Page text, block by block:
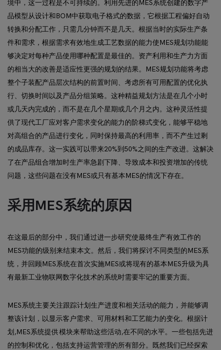
境中，这一过程是不可持续的。利用先进的MES系统创建的数字产
品模型从设计和BOM中获取电子格式的数据，它根据工程偏好自动
转换和分配工作，只需几分钟而不是几天。根据当时的实际生产条
件和需求，根据需求有效地生成工艺数据的能力使MES规划功能能
够决定对每种产品使用哪种配置是最佳的。资产利用和生产力方面
的相当大的改善是适应性更强的规划的结果。MES规划功能将考虑
整个子装配产品层次结构的前置时间、考虑所有可用配置的优化执
行、切换时间以及产品分组策略。这种精益规划方法是在几个小时
或几天内完成的，而不是在几个星期或几个月之内。这种灵活性提
供了现代工厂应对客户需求变化的能力的阶梯式变化，能够平稳地
对高组合的产品进行变化，同时保持最高的利用率，而不产生过剩
的成品库存。这一实践可以带来20%到50%之间的生产改进。这解决
了在产品组合增加时生产率急剧下降、导致成本和投资增加的传统
问题，这些问题在没有MES或只有基本MES的情况下存在。
采用MES系统的原因
在这最后的部分中，我们通过进一步研究使最终生产有效工作的
MES功能的级别来结束本文。然后，我们将探讨不同类型的MES系
统，并回顾MES系统在首次实施MES或将现有的基本MES升级为具
有最新工业物联网数字化技术的系统时需要牢记的重要方面。
MES系统主要关注跟踪计划生产进度和相关活动的能力，并能够调
整该计划，以显示客户需求、可用材料和工艺能力的变化。根据计
划,MES系统提供 模块来帮助这些活动,在不同的水平。一些包括先进
的控制和优化，包括支持运营管理的所有部分。既然我们已经探索